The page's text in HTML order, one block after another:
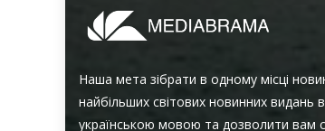
Наша мета зібрати в одному місці
найбільших світових новинних видань
українською мовою та дозволити вам